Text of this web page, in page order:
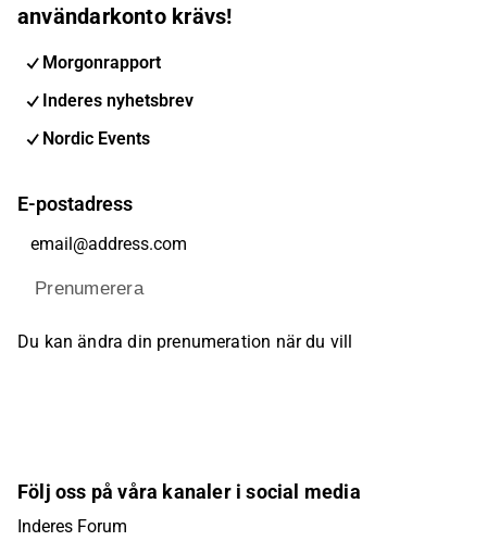
användarkonto krävs!
Morgonrapport
Inderes nyhetsbrev
Nordic Events
E-postadress
Prenumerera
Du kan ändra din prenumeration när du vill
Följ oss på våra kanaler i social media
Inderes Forum